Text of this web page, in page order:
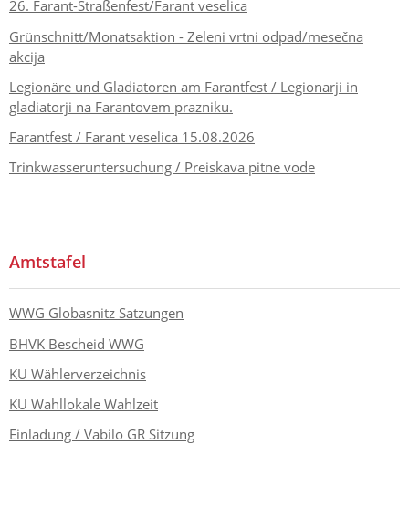
26. Farant-Straßenfest/Farant veselica
Grünschnitt/Monatsaktion - Zeleni vrtni odpad/mesečna
akcija
Legionäre und Gladiatoren am Farantfest / Legionarji in
gladiatorji na Farantovem prazniku.
Farantfest / Farant veselica 15.08.2026
Trinkwasseruntersuchung / Preiskava pitne vode
Amtstafel
WWG Globasnitz Satzungen
BHVK Bescheid WWG
KU Wählerverzeichnis
KU Wahllokale Wahlzeit
Einladung / Vabilo GR Sitzung